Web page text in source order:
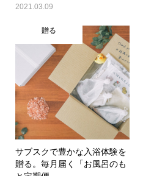
2021.03.09
贈る
サブスクで豊かな入浴体験を
贈る。毎月届く「お風呂のも